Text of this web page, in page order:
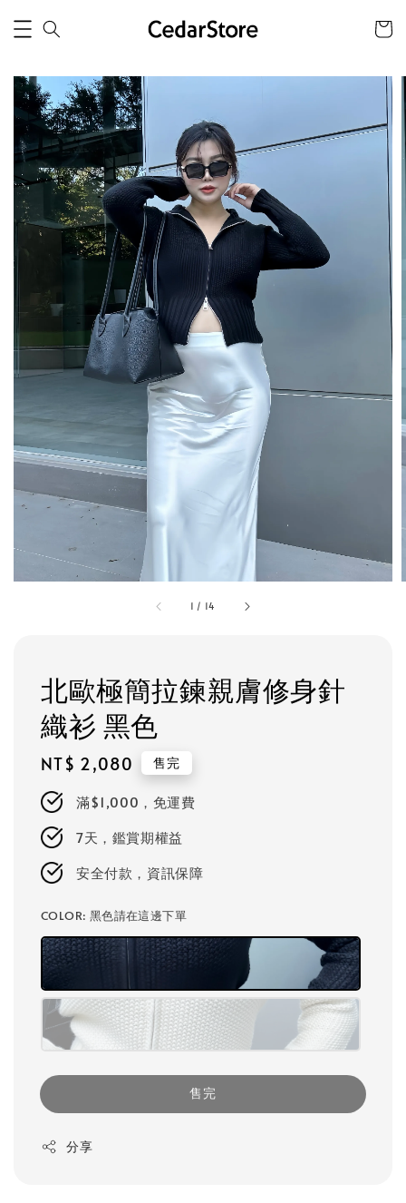
1 / 14
北歐極簡拉鍊親膚修身針
織衫 黑色
Regular
price
NT$ 2,080 售完
滿$1,000，免運費
7天，鑑賞期權益
安全付款，資訊保障
COLOR: 黑色請在這邊下單
售完
分享